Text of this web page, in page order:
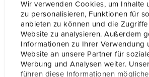
Wir verwenden Cookies, um Inhalte
zu personalisieren, Funktionen für
anbieten zu können und die
Website zu analysieren. Außerdem
Informationen zu Ihrer Verwendung
Website an unsere Partner für
Werbung und Analysen weiter.
führen diese Informationen